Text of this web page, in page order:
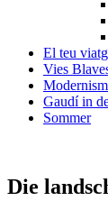
El teu
Vies
Gaudí in
Sommer
Die